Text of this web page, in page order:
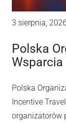
3 sierpnia, 2026
Polska
Polska
Incentive
organizatorów